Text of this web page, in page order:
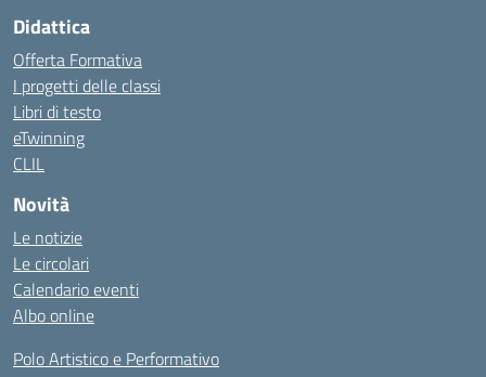
Didattica
Offerta Formativa
I progetti delle classi
Libri di testo
eTwinning
CLIL
Novità
Le notizie
Le circolari
Calendario eventi
Albo online
Polo Artistico e Performativo